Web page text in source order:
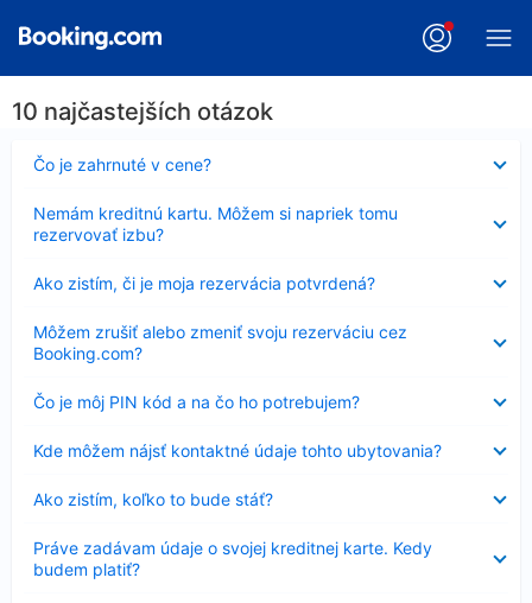
10 najčastejších otázok
Čo je zahrnuté v cene?
Nezobrazuje
sa
Nemám kreditnú kartu. Môžem si napriek tomu
rezervovať izbu?
sa
Ako zistím, či je moja rezervácia potvrdená?
sa
Môžem zrušiť alebo zmeniť svoju rezerváciu cez
Booking.com?
sa
Čo je môj PIN kód a na čo ho potrebujem?
Nezobrazuje
sa
Kde môžem nájsť kontaktné údaje tohto ubytovania?
sa
Ako zistím, koľko to bude stáť?
sa
Práve zadávam údaje o svojej kreditnej karte. Kedy
budem platiť?
sa